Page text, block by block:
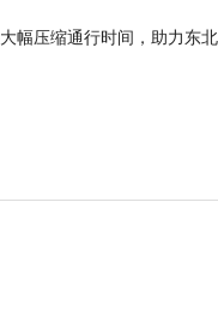
幅压缩通行时间，助力东